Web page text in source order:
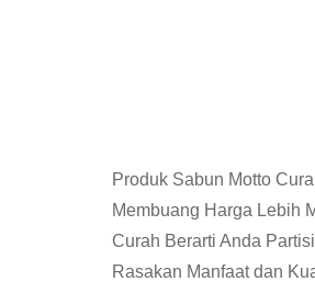
Produk Sabun Motto
Membuang Harga Lebih
Curah Berarti Anda
Rasakan Manfaat dan